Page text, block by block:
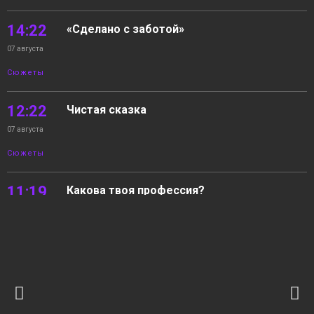
14:22
07 августа
Сюжеты
«Сделано с заботой»
12:22
07 августа
Сюжеты
Чистая сказка
11:19 Какова твоя профессия?
07 августа
Незваный гость. К урокам готовы? Какова